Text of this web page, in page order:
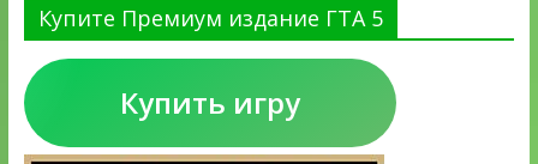
Купите Премиум издание ГТА 5
Купить игру